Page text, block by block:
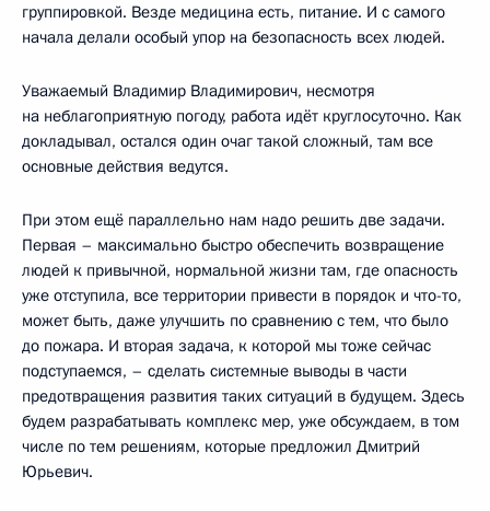
группировкой. Везде медицина есть, питание. И с самого
начала делали особый упор на безопасность всех людей.
Уважаемый Владимир Владимирович, несмотря
на неблагоприятную погоду, работа идёт круглосуточно. Как
докладывал, остался один очаг такой сложный, там все
основные действия ведутся.
При этом ещё параллельно нам надо решить две задачи.
Первая – максимально быстро обеспечить возвращение
людей к привычной, нормальной жизни там, где опасность
уже отступила, все территории привести в порядок и что-то,
может быть, даже улучшить по сравнению с тем, что было
до пожара. И вторая задача, к которой мы тоже сейчас
подступаемся, – сделать системные выводы в части
предотвращения развития таких ситуаций в будущем. Здесь
будем разрабатывать комплекс мер, уже обсуждаем, в том
числе по тем решениям, которые предложил Дмитрий
Юрьевич.